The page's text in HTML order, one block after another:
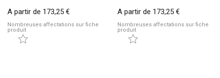
A partir de 173,25 €
Nombreuses affectations sur fiche
produit
A partir de 173,25 €
Nombreuses affectations sur fiche
produit